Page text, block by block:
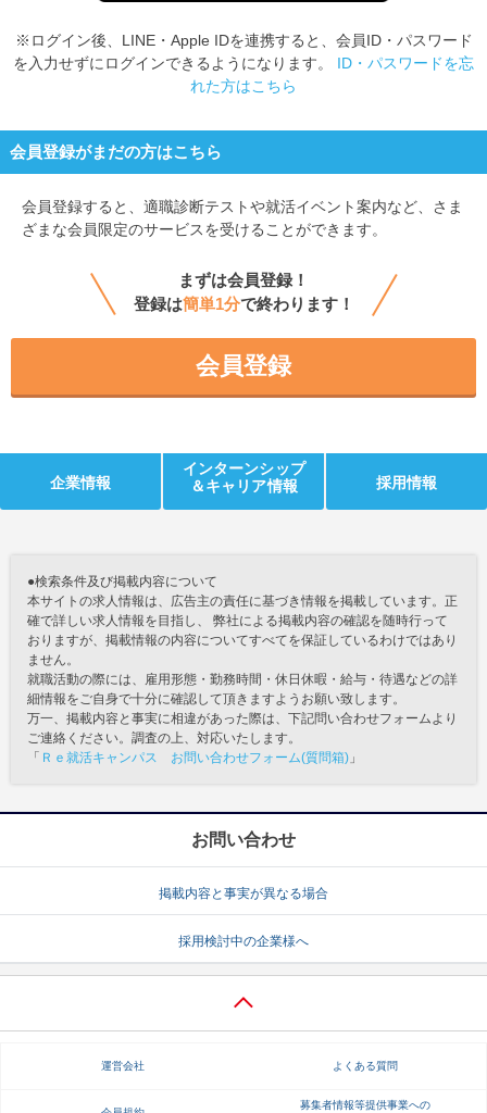
※ログイン後、LINE・Apple IDを連携すると、会員ID・パスワード
を入力せずにログインできるようになります。 ID・パスワードを忘
れた方はこちら
会員登録がまだの方はこちら
会員登録すると、 適職診断テストや就活イベント案内など、さま
ざまな会員限定のサービスを受けることができます。
まずは会員登録！
登録は簡単1分で終わります！
会員登録
企業情報
インターンシップ
＆キャリア情報
採用情報
●検索条件及び掲載内容について
本サイトの求人情報は、広告主の責任に基づき情報を掲載しています。正
確で詳しい求人情報を目指し、 弊社による掲載内容の確認を随時行って
おりますが、掲載情報の内容についてすべてを保証しているわけではあり
ません。
就職活動の際には、雇用形態・勤務時間・休日休暇・給与・待遇などの詳
細情報をご自身で十分に確認して頂きますようお願い致します。
万一、掲載内容と事実に相違があった際は、下記問い合わせフォームより
ご連絡ください。調査の上、対応いたします。
「 Ｒｅ就活キャンパス お問い合わせフォーム(質問箱) 」
お問い合わせ
掲載内容と事実が異なる場合
採用検討中の企業様へ
運営会社 よくある質問
募集者情報等提供事業への